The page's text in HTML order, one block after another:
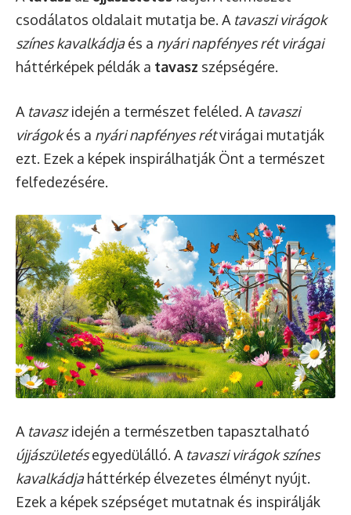
csodálatos oldalait mutatja be. A tavaszi virágok
színes kavalkádjaés a nyári napfényes rét virágai
háttérképek példák a tavasz szépségére.
A tavaszidején a természet feléled. A tavaszi
virágokés a nyári napfényes rétvirágai mutatják
ezt. Ezek a képek inspirálhatják Önt a természet
felfedezésére.
A tavaszidején a természetben tapasztalható
újjászületésegyedülálló. A tavaszi virágok színes
kavalkádjaháttérkép élvezetes élményt nyújt.
Ezek a képek szépséget mutatnak és inspirálják